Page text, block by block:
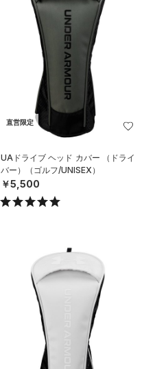
直営限定
UAドライブ ヘッド カバー （ドライ
バー）（ゴルフ/UNISEX）
￥5,500